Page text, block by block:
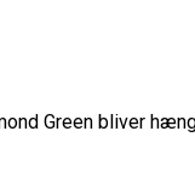
Green bliver